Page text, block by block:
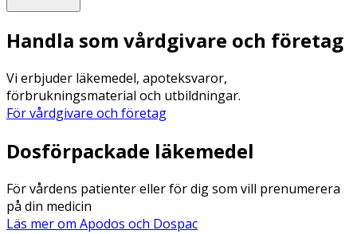
Handla som vårdgivare och företag
Vi erbjuder läkemedel, apoteksvaror,
förbrukningsmaterial och utbildningar.
För vårdgivare och företag
Dosförpackade läkemedel
För vårdens patienter eller för dig som vill prenumerera
på din medicin
Läs mer om Apodos och Dospac